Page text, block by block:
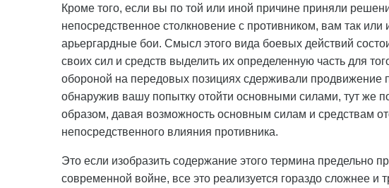
Кроме того, если вы по той или иной причине приняли
непосредственное столкновение с противником, вам так
арьергардные бои. Смысл этого вида боевых действий
своих сил и средств выделить их определенную часть для
обороной на передовых позициях сдерживали продвижение
обнаружив вашу попытку отойти основными силами, тут же
образом, давая возможность основным силам и средствам
непосредственного влияния противника.
Это если изобразить содержание этого термина предельно
современной войне, все это реализуется гораздо сложнее и